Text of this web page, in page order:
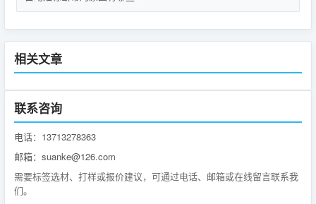
相关文章
联系咨询
电话：13713278363
邮箱：suanke@126.com
需要标签选材、打样或报价建议，可通过电话、邮箱或在线留言联系我
们。